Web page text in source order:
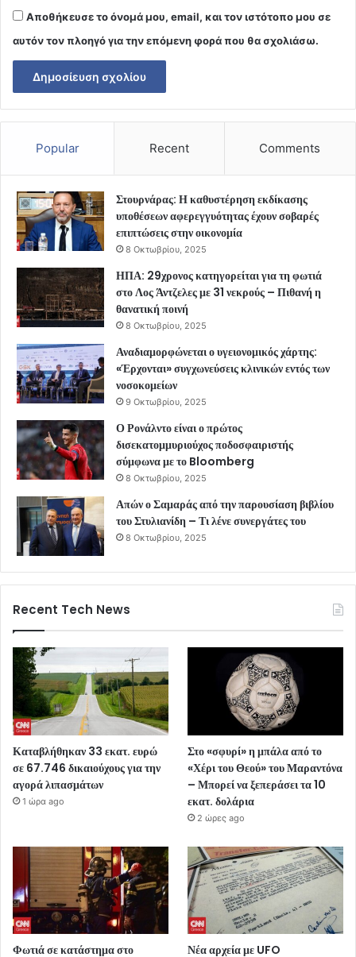
Αποθήκευσε το όνομά μου, email, και τον ιστότοπο μου σε
αυτόν τον πλοηγό για την επόμενη φορά που θα σχολιάσω.
Popular Recent Comments
Στουρνάρας: Η καθυστέρηση εκδίκασης
υποθέσεων αφερεγγυότητας έχουν σοβαρές
επιπτώσεις στην οικονομία
8 Οκτωβρίου, 2025
ΗΠΑ: 29χρονος κατηγορείται για τη φωτιά
στο Λος Άντζελες με 31 νεκρούς – Πιθανή η
θανατική ποινή
8 Οκτωβρίου, 2025
Αναδιαμορφώνεται ο υγειονομικός χάρτης:
«Έρχονται» συγχωνεύσεις κλινικών εντός των
νοσοκομείων
9 Οκτωβρίου, 2025
Ο Ρονάλντο είναι ο πρώτος
δισεκατομμυριούχος ποδοσφαιριστής
σύμφωνα με το Bloomberg
8 Οκτωβρίου, 2025
Απών ο Σαμαράς από την παρουσίαση βιβλίου
του Στυλιανίδη – Τι λένε συνεργάτες του
8 Οκτωβρίου, 2025
Recent Tech News
Καταβλήθηκαν 33 εκατ. ευρώ
σε 67.746 δικαιούχους για την
αγορά λιπασμάτων
1 ώρα ago
Στο «σφυρί» η μπάλα από το
«Χέρι του Θεού» του Μαραντόνα
– Μπορεί να ξεπεράσει τα 10
εκατ. δολάρια
2 ώρες ago
Φωτιά σε κατάστημα στο Νέα αρχεία με UFO